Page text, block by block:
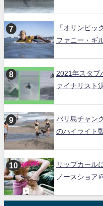
「オリンピッ
ファニー・ギ
2021年スタブ
ァイナリスト
バリ島チャン
のハイライト
リップカール
ノースショア